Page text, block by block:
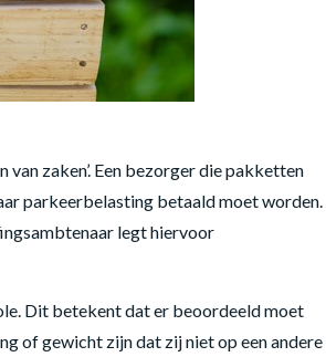
zaken’. Een bezorger die pakketten
parkeerbelasting betaald moet worden.
legt hiervoor
Dit betekent dat er beoordeeld moet
of gewicht zijn dat zij niet op een andere